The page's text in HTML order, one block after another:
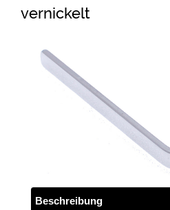
vernickelt
Beschreibung